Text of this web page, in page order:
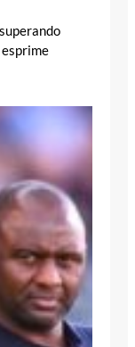
esprime